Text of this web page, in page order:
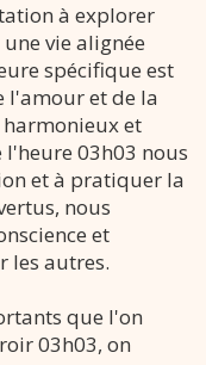
à explorer
vie alignée
spécifique est
l'amour et de la
et
l'heure 03h03 nous
et à pratiquer la
nous
et
les autres.
que l'on
03h03, on